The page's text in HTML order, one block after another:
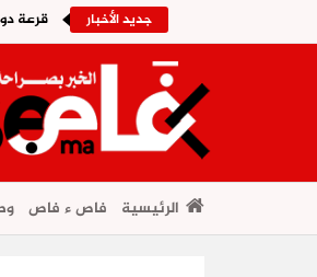
جديد الأخبار قرعة
الرئيسية فاص ء فاص